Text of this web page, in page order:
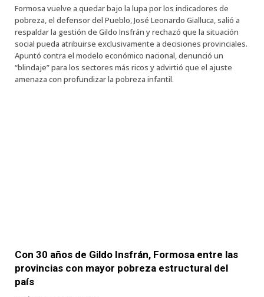
Formosa vuelve a quedar bajo la lupa por los indicadores de
pobreza, el defensor del Pueblo, José Leonardo Gialluca, salió a
respaldar la gestión de Gildo Insfrán y rechazó que la situación
social pueda atribuirse exclusivamente a decisiones provinciales.
Apuntó contra el modelo económico nacional, denunció un
“blindaje” para los sectores más ricos y advirtió que el ajuste
amenaza con profundizar la pobreza infantil.
Con 30 años de Gildo Insfrán, Formosa entre las
provincias con mayor pobreza estructural del
país